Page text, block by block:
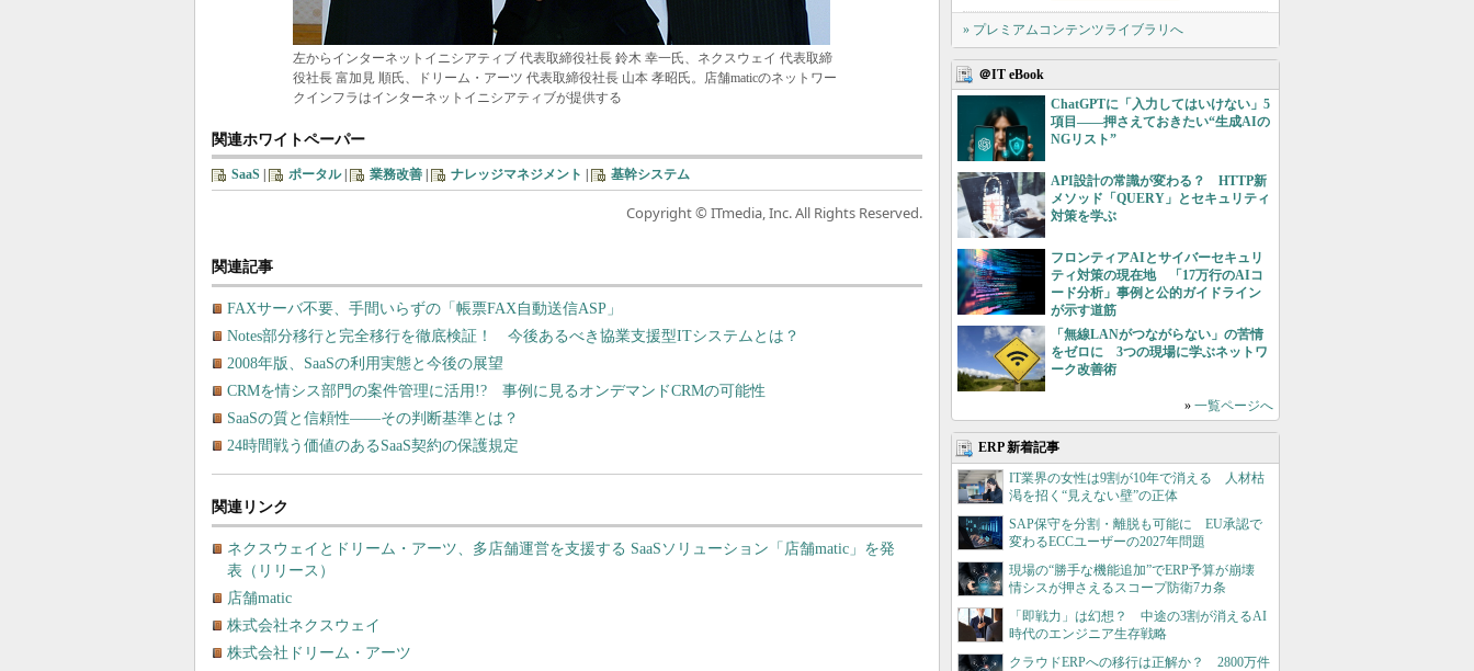
左からインターネットイニシアティブ 代表取締役社長 鈴木 幸一氏、ネクスウェイ 代表取締
役社長 富加見 順氏、ドリーム・アーツ 代表取締役社長 山本 孝昭氏。店舗maticのネットワー
クインフラはインターネットイニシアティブが提供する
関連ホワイトペーパー
SaaS ポータル| 業務改善 ナレッジマネジメント 基幹システム
Copyright © ITmedia, Inc. All Rights Reserved.
関連記事
FAXサーバ不要、手間いらずの「帳票FAX自動送信ASP」
Notes部分移行と完全移行を徹底検証！ 今後あるべき協業支援型ITシステムとは？
2008年版、SaaSの利用実態と今後の展望
CRMを情シス部門の案件管理に活用!? 事例に見るオンデマンドCRMの可能性
SaaSの質と信頼性――その判断基準とは？
24時間戦う価値のあるSaaS契約の保護規定
関連リンク
ネクスウェイとドリーム・アーツ、多店舗運営を支援する SaaSソリューション「店舗matic」を発
表（リリース）
店舗matic
株式会社ネクスウェイ
株式会社ドリーム・アーツ
» プレミアムコンテンツライブラリへ
＠IT eBook
ChatGPTに「入力してはいけない」5
項目――押さえておきたい“生成AIの
NGリスト”
API設計の常識が変わる？ HTTP新
メソッド「QUERY」とセキュリティ
対策を学ぶ
フロンティアAIとサイバーセキュリ
ティ対策の現在地 「17万行のAIコ
ード分析」事例と公的ガイドライン
が示す道筋
「無線LANがつながらない」の苦情
をゼロに 3つの現場に学ぶネットワ
ーク改善術
» 一覧ページへ
ERP 新着記事
IT業界の女性は9割が10年で消える 人材枯
渇を招く“見えない壁”の正体
SAP保守を分割・離脱も可能に EU承認で
変わるECCユーザーの2027年問題
現場の“勝手な機能追加”でERP予算が崩壊
情シスが押さえるスコープ防衛7カ条
「即戦力」は幻想？ 中途の3割が消えるAI
時代のエンジニア生存戦略
クラウドERPへの移行は正解か？ 2800万件